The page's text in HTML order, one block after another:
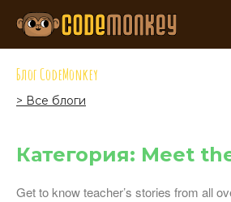
Блог CodeMonkey
> Все блоги
Категория: Meet
Get to know teacher’s stories from all